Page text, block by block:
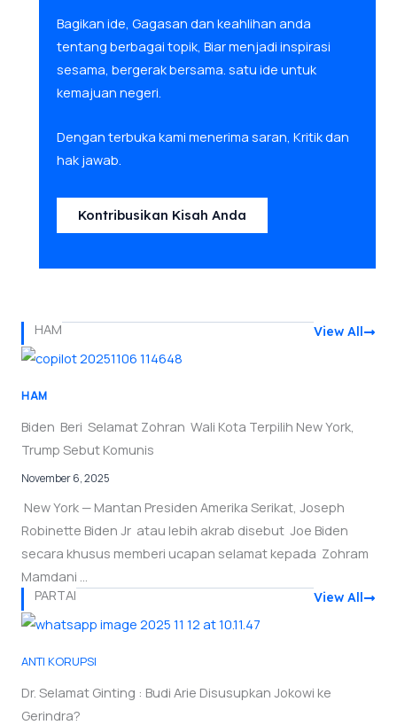
Bagikan ide, Gagasan dan keahlihan anda
tentang berbagai topik, Biar menjadi inspirasi
sesama, bergerak bersama. satu ide untuk
kemajuan negeri.
Dengan terbuka kami menerima saran, Kritik dan
hak jawab.
Kontribusikan Kisah Anda
HAM View All
HAM
Biden Beri Selamat Zohran Wali Kota Terpilih New York,
Trump Sebut Komunis
November 6, 2025
New York — Mantan Presiden Amerika Serikat, Joseph
Robinette Biden Jr atau lebih akrab disebut Joe Biden
secara khusus memberi ucapan selamat kepada Zohram
Mamdani ...
PARTAI
View All
ANTI KORUPSI
Dr. Selamat Ginting : Budi Arie Disusupkan Jokowi ke
Gerindra?